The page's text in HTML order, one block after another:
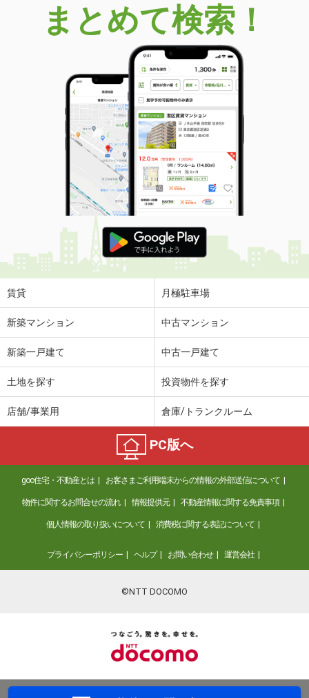
まとめて検索！
賃貸 月極駐車場
新築マンション 中古マンション
新築一戸建て 中古一戸建て
土地を探す 投資物件を探す
店舗/事業用 倉庫/トランクルーム
PC版へ
goo住宅・不動産とは お客さまご利用端末からの情報の外部送信について
物件に関するお問合せの流れ 情報提供元 不動産情報に関する免責事項
個人情報の取り扱いについて 消費税に関する表記について
プライバシーポリシー ヘルプ お問い合わせ 運営会社
©NTT DOCOMO